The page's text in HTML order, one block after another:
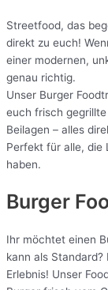
Streetfood, das
direkt zu euch!
einer modernen,
genau richtig.
Unser Burger
euch frisch
Beilagen – alles
Perfekt für alle, die
haben.
Burger
Ihr möchtet einen
kann als
Erlebnis! Unser